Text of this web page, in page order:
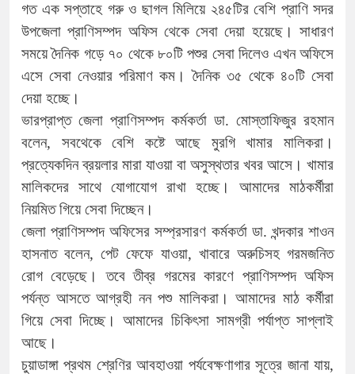
গত এক সপ্তাহে গরু ও ছাগল মিলিয়ে ২৪৫টির বেশি প্রাণি সদর
উপজেলা প্রাণিসম্পদ অফিস থেকে সেবা দেয়া হয়েছে। সাধারণ
সময়ে দৈনিক গড়ে ৭০ থেকে ৮০টি পশুর সেবা দিলেও এখন অফিসে
এসে সেবা নেওয়ার পরিমাণ কম। দৈনিক ৩৫ থেকে ৪০টি সেবা
দেয়া হচ্ছে।
ভারপ্রাপ্ত জেলা প্রাণিসম্পদ কর্মকর্তা ডা. মোস্তাফিজুর রহমান
বলেন, সবথেকে বেশি কষ্টে আছে মুরগি খামার মালিকরা।
প্রত্যেকদিন ব্রয়লার মারা যাওয়া বা অসুস্থতার খবর আসে। খামার
মালিকদের সাথে যোগাযোগ রাখা হচ্ছে। আমাদের মাঠকর্মীরা
নিয়মিত গিয়ে সেবা দিচ্ছেন।
জেলা প্রাণিসম্পদ অফিসের সম্প্রসারণ কর্মকর্তা ডা. খন্দকার শাওন
হাসনাত বলেন, পেট ফেফে যাওয়া, খাবারে অরুচিসহ গরমজনিত
রোগ বেড়েছে। তবে তীব্র গরমের কারণে প্রাণিসম্পদ অফিস
পর্যন্ত আসতে আগ্রহী নন পশু মালিকরা। আমাদের মাঠ কর্মীরা
গিয়ে সেবা দিচ্ছে। আমাদের চিকিৎসা সামগ্রী পর্যাপ্ত সাপ্লাই
আছে।
চুয়াডাঙ্গা প্রথম শ্রেণির আবহাওয়া পর্যবেক্ষণাগার সূত্রে জানা যায়,